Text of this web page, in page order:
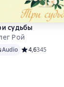
судьбы
Рой
Audio Средний
4,6345